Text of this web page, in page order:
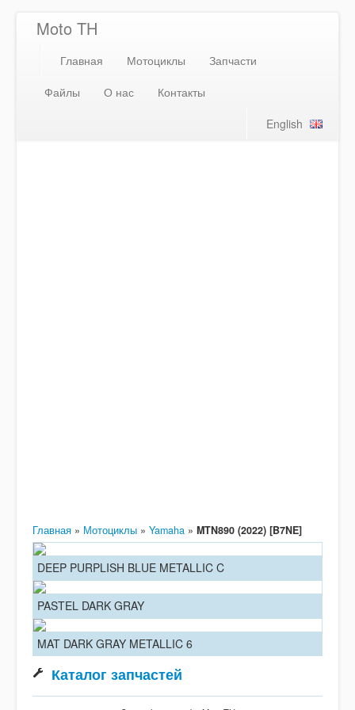
Moto TH
Главная Мотоциклы
Запчасти
Файлы
О нас
Контакты
English
Главная » Мотоциклы » Yamaha » MTN890 (2022) [B7NE]
DEEP PURPLISH BLUE METALLIC C
PASTEL DARK GRAY
MAT DARK GRAY METALLIC 6
Каталог запчастей